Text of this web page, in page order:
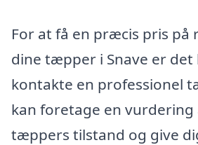
For at få en præcis pris på
dine tæpper i Snave er det
kontakte en professionel
kan foretage en vurdering
tæppers tilstand og give